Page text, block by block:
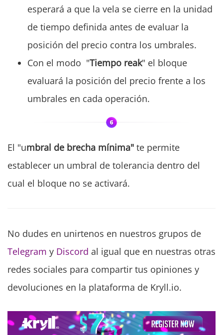
esperará a que la vela se cierre en la unidad
de tiempo definida antes de evaluar la
posición del precio contra los umbrales.
Con el modo "Tiempo reak" el bloque
evaluará la posición del precio frente a los
umbrales en cada operación.
El "umbral de brecha mínima" te permite
establecer un umbral de tolerancia dentro del
cual el bloque no se activará.
No dudes en unirtenos en nuestros grupos de
Telegram y Discord al igual que en nuestras otras
redes sociales para compartir tus opiniones y
devoluciones en la plataforma de Kryll.io.